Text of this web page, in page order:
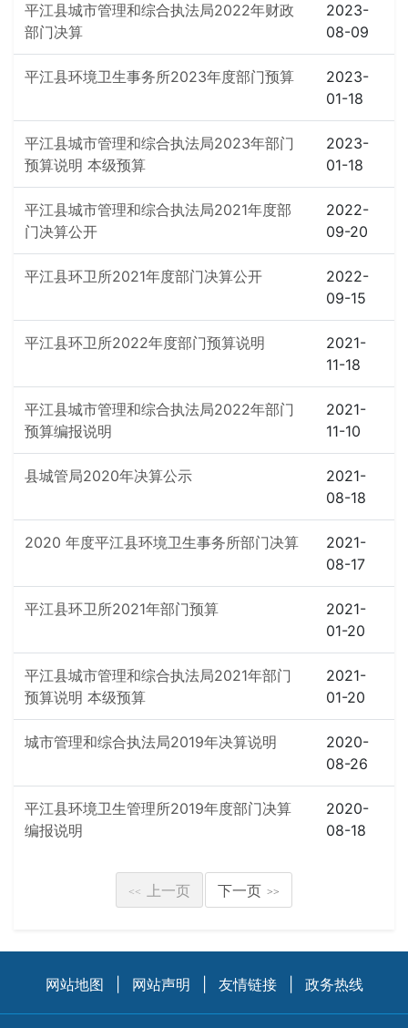
平江县城市管理和综合执法局2022年财政
部门决算
2023-
08-09
平江县环境卫生事务所2023年度部门预算
2023-
01-18
平江县城市管理和综合执法局2023年部门
预算说明 本级预算
2023-
01-18
平江县城市管理和综合执法局2021年度部
门决算公开
2022-
09-20
平江县环卫所2021年度部门决算公开
2022-
09-15
平江县环卫所2022年度部门预算说明
2021-
11-18
平江县城市管理和综合执法局2022年部门
预算编报说明
2021-
11-10
县城管局2020年决算公示
2021-
08-18
2020 年度平江县环境卫生事务所部门决算
2021-
08-17
平江县环卫所2021年部门预算
2021-
01-20
平江县城市管理和综合执法局2021年部门
预算说明 本级预算
2021-
01-20
城市管理和综合执法局2019年决算说明
2020-
08-26
平江县环境卫生管理所2019年度部门决算
编报说明
2020-
08-18
<< 上一页 下一页 >>
网站地图 网站声明 友情链接 政务热线